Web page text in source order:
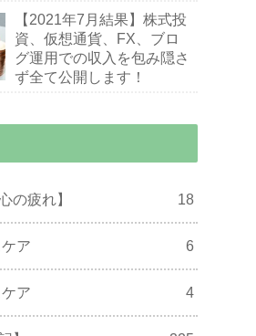
【2021年7月結果】株式投
資、仮想通貨、FX、ブロ
グ運用での収入を包み隠さ
ず全て公開します！
の疲れ】 18
ア 6
ア 4